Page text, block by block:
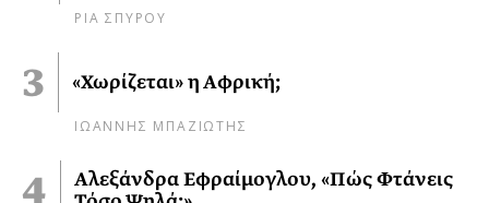
ΡΙΑ ΣΠΥΡΟΥ
«Χωρίζεται» η Αφρική;
ΙΩΑΝΝΗΣ ΜΠΑΖΙΩΤΗΣ
Αλεξάνδρα Εφραίμογλου, «Πώς Φτάνεις